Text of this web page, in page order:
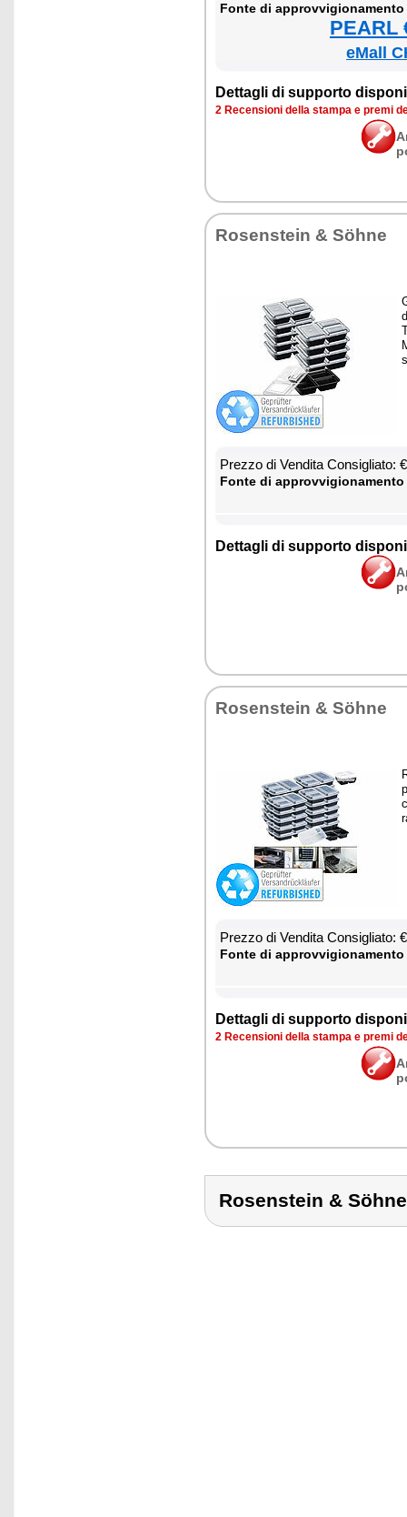
Fon­te di
PEARL
eMall
Det­ta­gli di sup­por­to
2 Re­cen­sio­ni del­la stam­pa e pre­mi
Ro­sen­stein & Söhne
Prez­zo di Ven­di­ta Con­si­glia­to:
Fon­te di
Det­ta­gli di sup­por­to
Ro­sen­stein & Söhne
Prez­zo di Ven­di­ta Con­si­glia­to:
Fon­te di
Det­ta­gli di sup­por­to
2 Re­cen­sio­ni del­la stam­pa e pre­mi
Rosenstein &